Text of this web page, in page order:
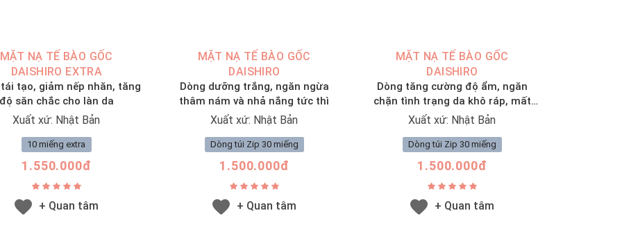
MẶT NẠ TẾ BÀO GỐC
DAISHIRO EXTRA
tạo, giảm nếp nhăn, tăng
săn chắc cho làn da
Xuất xứ: Nhật Bản
10 miếng extra
1.550.000đ
+ Quan tâm
MẶT NẠ TẾ BÀO GỐC
DAISHIRO
Dòng dưỡng trắng, ngăn ngừa
thâm nám và nhả nắng tức thì
Xuất xứ: Nhật Bản
Dòng túi Zip 30 miếng
1.500.000đ
+ Quan tâm
MẶT NẠ TẾ BÀO GỐC
DAISHIRO
Dòng tăng cường độ ẩm, ngăn
chặn tình trạng da khô ráp, mất
nước
Xuất xứ: Nhật Bản
Dòng túi Zip 30 miếng
1.500.000đ
+ Quan tâm